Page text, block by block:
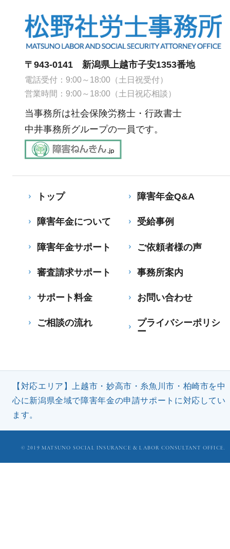
〒943-0141 新潟県上越市子安1353番地
電話受付：9:00～18:00（土日祝受付）
営業時間：9:00～18:00（土日祝応相談）
当事務所は社会保険労務士・行政書士
中井事務所グループの一員です。
トップ
障害年金について
障害年金サポート
審査請求サポート
サポート料金
ご相談の流れ
障害年金Q&A
受給事例
ご依頼者様の声
事務所案内
お問い合わせ
プライバシーポリシ
ー
【対応エリア】上越市・妙高市・糸魚川市・柏崎市を中
心に新潟県全域で障害年金の申請サポートに対応してい
ます。
©︎ 2019 MATSUNO SOCIAL INSURANCE & LABOR CONSULTANT OFFICE.